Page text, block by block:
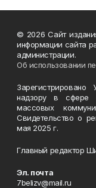
© 2026 Сайт
информации сайта
администрации.
Об использовании
надзору в сфере
массовых
Свидетельство о
мая 2025 г.
Главный редактор
Эл. почта
7belizv@mail.ru